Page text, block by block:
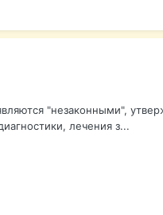
"незаконными",
лечения з...